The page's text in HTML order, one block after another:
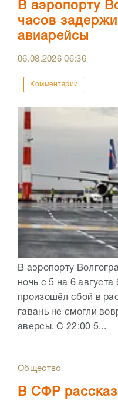
В аэропорту
часов
авиарейсы
06.08.202606:36
Комментарии
В аэропорту
ночь с 5 на 6
произошёл сбой в
гавань не смогли
аверсы. С 22:00 5...
Общество
В СФР